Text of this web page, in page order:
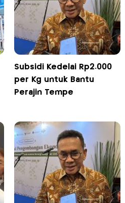
Subsidi Kedelai Rp2.000
per Kg untuk Bantu
Perajin Tempe